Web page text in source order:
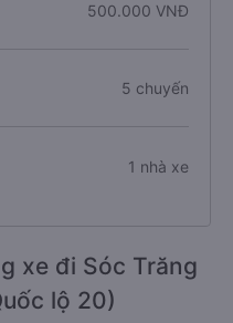
500.000 VNĐ
5 chuyến
1 nhà xe
xe đi Sóc Trăng
lộ 20)